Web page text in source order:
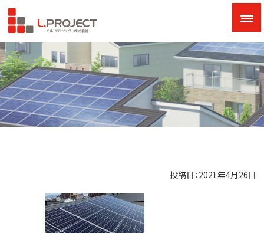
投稿日：2021年4月26日